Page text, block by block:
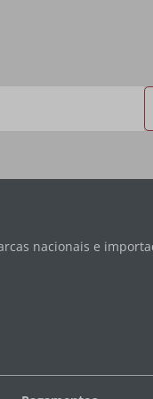
nacionais e